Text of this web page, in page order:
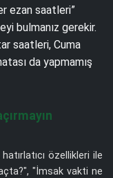
ezan saatleri”
bulmanız gerekir.
saatleri, Cuma
da yapmamış
özellikleri ile
"İmsak vakti ne